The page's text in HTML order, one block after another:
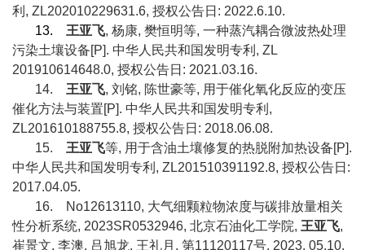
利 , ZL202010229631.6, 授权公告日 : 2022.6.10.
13.
王亚飞, 杨康, 樊恒明等, 一种蒸汽耦合微波热处理
污染土壤设备[P]. 中华人民共和国发明专利 , ZL
201910614648.0, 授权公告日 : 2021.03.16.
14.
王亚飞, 刘铭, 陈世豪等, 用于催化氧化反应的变压
催化方法与装置[P]. 中华人民共和国发明专利 ,
ZL201610188755.8, 授权公告日 : 2018.06.08.
15.
王亚飞等, 用于含油土壤修复的热脱附加热设备[P].
中华人民共和国发明专利 , ZL201510391192.8, 授权公告日 :
2017.04.05.
16.
No12613110, 大气细颗粒物浓度与碳排放量相关
性分析系统, 2023SR0532946, 北京石油化工学院, 王亚飞,
崔景文, 李澳, 吕旭龙, 王礼月 , 第11120117号, 2023. 05.10.